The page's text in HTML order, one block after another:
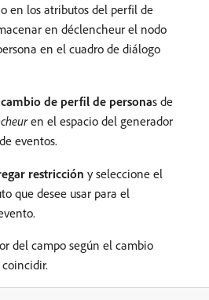
en los atributos del perfil de
en déclencheur el nodo
en el cuadro de diálogo
cambio de perfil de persona​s de
en el espacio del generador
eventos.
restricción y seleccione el
que desee usar para el
del campo según el cambio